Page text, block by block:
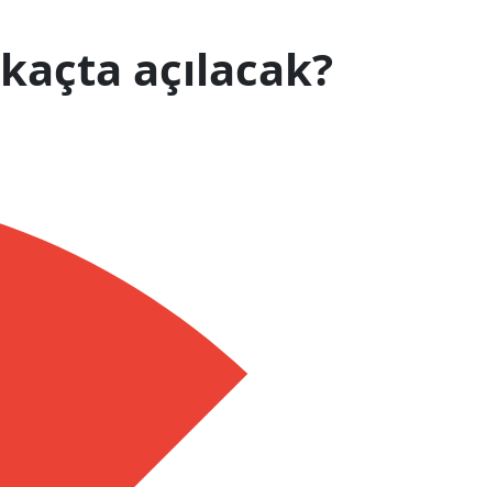
açılacak?